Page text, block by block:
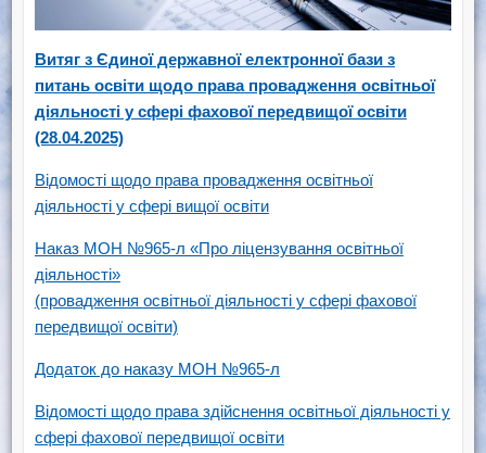
Витяг з Єдиної державної електронної бази з
питань освіти щодо права провадження освітньої
діяльності у сфері фахової передвищої освіти
(28.04.2025)
Відомості щодо права провадження освітньої
діяльності у сфері вищої освіти
Наказ МОН №965-л «Про ліцензування освітньої
діяльності»
(провадження освітньої діяльності у сфері фахової
передвищої освіти)
Додаток до наказу МОН №965-л
Відомості щодо права здійснення освітньої діяльності у
сфері фахової передвищої освіти